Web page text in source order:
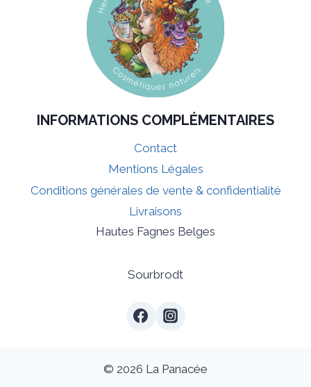
INFORMATIONS COMPLÉMENTAIRES
Contact
Mentions Légales
Conditions générales de vente & confidentialité
Livraisons
Hautes Fagnes Belges
Sourbrodt
© 2026 La Panacée